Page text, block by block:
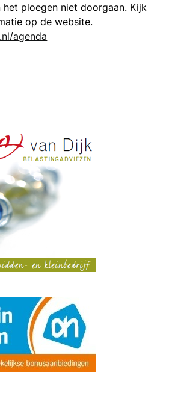
het ploegen niet doorgaan. Kijk
op de website.
agenda